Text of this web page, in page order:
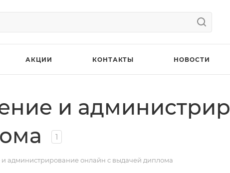
АКЦИИ КОНТАКТЫ НОВОСТИ
и
1
администрирование онлайн с выдачей диплома